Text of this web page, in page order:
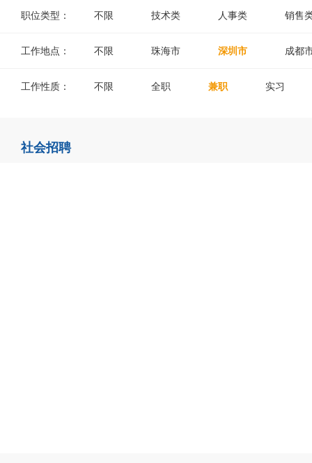
职位类型： 不限 技术类 人事类 销售
工作地点： 不限 珠海市 深圳市 成都
工作性质： 不限 全职 兼职 实习
社会招聘